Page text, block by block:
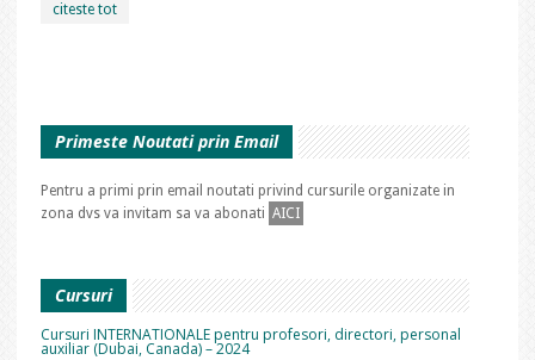
citeste tot
Primeste Noutati prin Email
Pentru a primi prin email noutati privind cursurile organizate in
zona dvs va invitam sa va abonati AICI
Cursuri
Cursuri INTERNATIONALE pentru profesori, directori, personal
auxiliar (Dubai, Canada) – 2024